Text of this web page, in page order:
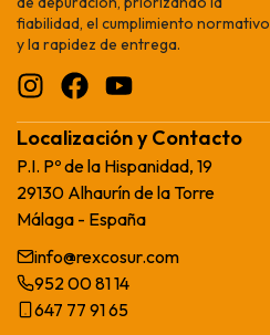
fiabilidad, el cumplimiento normativo
y la rapidez de entrega.
Localización y Contacto
P.I. Pº de la Hispanidad, 19
29130 Alhaurín de la Torre
Málaga - España
info@rexcosur.com
952 00 81 14
647 77 91 65